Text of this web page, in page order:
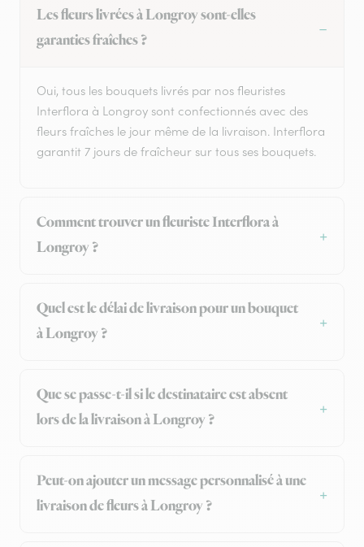
Les fleurs livrées à Longroy sont-elles
garanties fraîches ?
Oui, tous les bouquets livrés par nos fleuristes
Interflora à Longroy sont confectionnés avec des
fleurs fraîches le jour même de la livraison. Interflora
garantit 7 jours de fraîcheur sur tous ses bouquets.
Comment trouver un fleuriste Interflora à
Longroy ?
Quel est le délai de livraison pour un bouquet
à Longroy ?
Que se passe-t-il si le destinataire est absent
lors de la livraison à Longroy ?
Peut-on ajouter un message personnalisé à une
livraison de fleurs à Longroy ?